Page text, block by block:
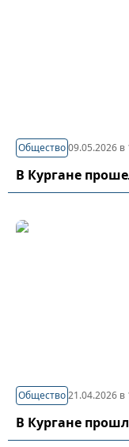
Общество09.05.2026 в
В Кургане
Общество21.04.2026 в
В Кургане